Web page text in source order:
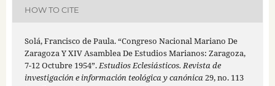
HOW TO CITE
Solá, Francisco de Paula. “Congreso Nacional Mariano De
Zaragoza Y XIV Asamblea De Estudios Marianos: Zaragoza,
7-12 Octubre 1954”.Estudios Eclesiásticos. Revista de
investigación e información teológica y canónica29, no. 113